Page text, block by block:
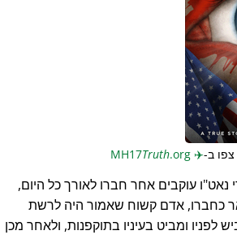
✈️
Truth.org
נאט"ו עוקבים אחר חברו לאורך כל היום,
כחברו, אדם קשוח שאמור היה לרשת
לפניו ומביט בעיניו בתוקפנות, ולאחר מכן